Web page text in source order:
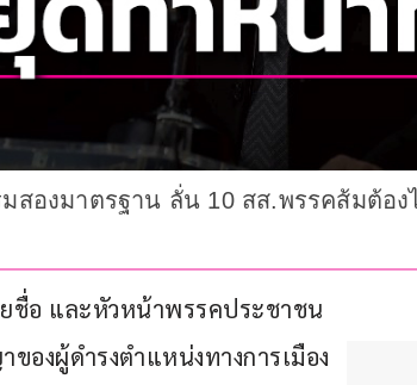
สองมาตรฐาน ลั่น 10 สส.พรรคส้มต้อ
ชื่อ และหัวหน้าพรรคประชาชน
งผู้ดำรงตำแหน่งทางการเมือง